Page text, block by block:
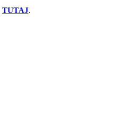
TUTAJ.